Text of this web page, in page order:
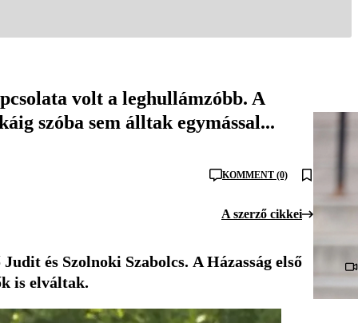
volt a leghullámzóbb. A
szóba sem álltak egymással...
KOMMENT (0)
A szerző cikkei
Judit és Szolnoki Szabolcs. A Házasság első
is elváltak.